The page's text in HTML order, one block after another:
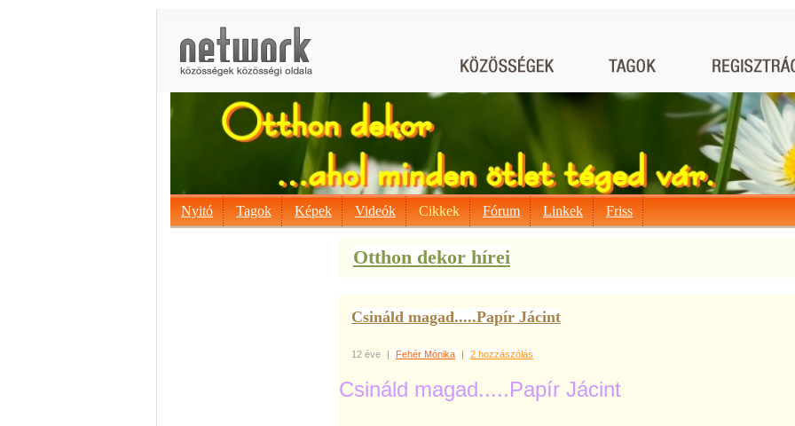
Nyitó Tagok Képek Videók Cikkek Fórum Linkek Friss
Otthon dekor hírei
Csináld magad.....Papír Jácint
12 éve | Fehér Mónika | 2 hozzászólás
Csináld magad.....Papír Jácint